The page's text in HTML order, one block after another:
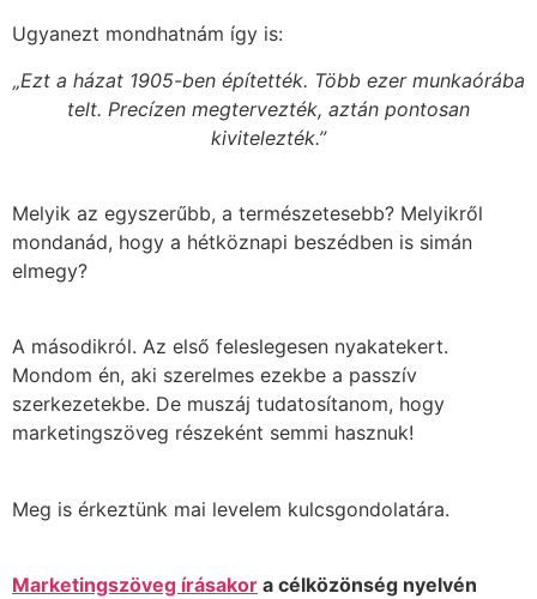
Ugyanezt mondhatnám így is:
„Ezt a házat 1905-ben építették. Több ezer munkaórába
telt. Precízen megtervezték, aztán pontosan
kivitelezték.”
Melyik az egyszerűbb, a természetesebb? Melyikről
mondanád, hogy a hétköznapi beszédben is simán
elmegy?
A másodikról. Az első feleslegesen nyakatekert.
Mondom én, aki szerelmes ezekbe a passzív
szerkezetekbe. De muszáj tudatosítanom, hogy
marketingszöveg részeként semmi hasznuk!
Meg is érkeztünk mai levelem kulcsgondolatára.
Marketingszöveg írásakor a célközönség nyelvén